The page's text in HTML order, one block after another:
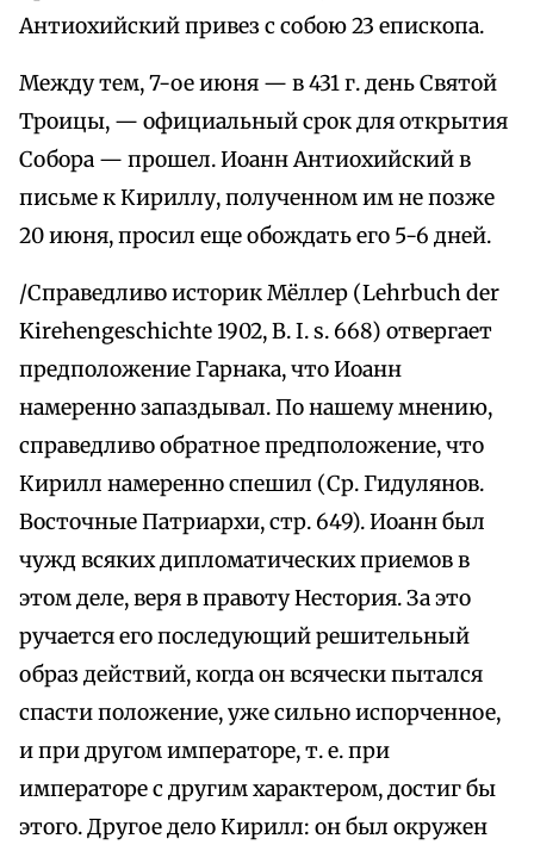
Антиохийский привез с собою 23 епископа.
Между тем, 7-ое июня — в 431 г. день Святой
Троицы, — официальный срок для открытия
Собора — прошел. Иоанн Антиохийский в
письме к Кириллу, полученном им не позже
20 июня, просил еще обождать его 5-6 дней.
/Справедливо историк Мёллер (Lehrbuch der
Kirehengeschichte 1902, В. I. s. 668) отвергает
предположение Гарнака, что Иоанн
намеренно запаздывал. По нашему мнению,
справедливо обратное предположение, что
Кирилл намеренно спешил (Ср. Гидулянов.
Восточные Патриархи, стр. 649). Иоанн был
чужд всяких дипломатических приемов в
этом деле, веря в правоту Нестория. За это
ручается его последующий решительный
образ действий, когда он всячески пытался
спасти положение, уже сильно испорченное,
и при другом императоре, т. е. при
императоре с другим характером, достиг бы
этого. Другое дело Кирилл: он был окружен